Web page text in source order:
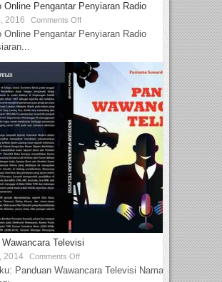
Online Pengantar Penyiaran Radio
2016 Comments Off
Online Pengantar Penyiaran Radio
Wawancara Televisi
2014 Comments Off
Panduan Wawancara Televisi Nama